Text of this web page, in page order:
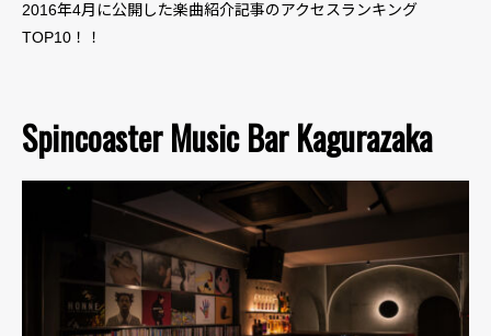
2016年4月に公開した楽曲紹介記事のアクセスランキング
TOP10！！
Spincoaster Music Bar Kagurazaka